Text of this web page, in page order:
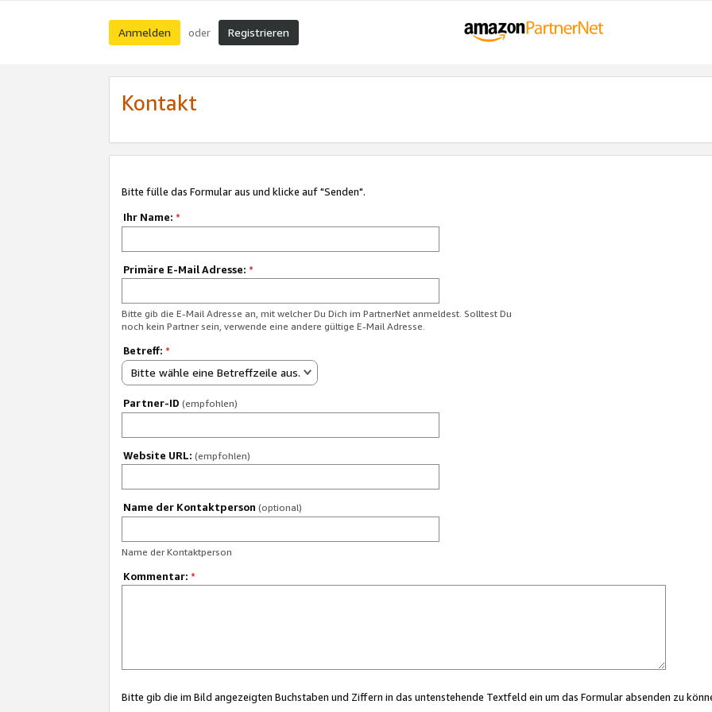
Anmelden oder Registrieren
Kontakt
Bitte fülle das Formular aus und klicke auf "Senden".
Ihr Name: *
Primäre E-Mail Adresse: *
Bitte gib die E-Mail Adresse an, mit welcher Du Dich im PartnerNet anmeldest. Solltest Du
noch kein Partner sein, verwende eine andere gültige E-Mail Adresse.
Betreff: *
Bitte wähle eine Betreffzeile aus.
Partner-ID (empfohlen)
Website URL: (empfohlen)
Name der Kontaktperson (optional)
Name der Kontaktperson
Kommentar: *
Bitte gib die im Bild angezeigten Buchstaben und Ziffern in das untenstehende Textfeld ein um das Formular absenden zu